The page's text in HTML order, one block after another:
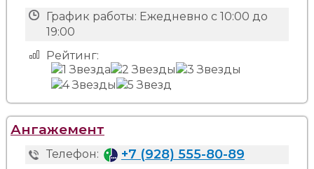
График работы: Ежедневно с 10:00 до
19:00
Рейтинг:
Ангажемент
Телефон: +7 (928) 555-80-89